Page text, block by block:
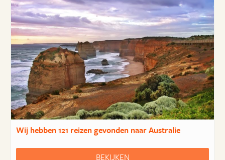
Wij hebben121 reizengevonden naar Australie
BEKIJKEN